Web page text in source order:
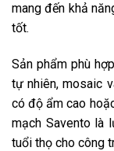
mang đến khả
tốt.
Sản phẩm phù
tự nhiên, mosaic
có độ ẩm cao
mạch Savento là
tuổi thọ cho công